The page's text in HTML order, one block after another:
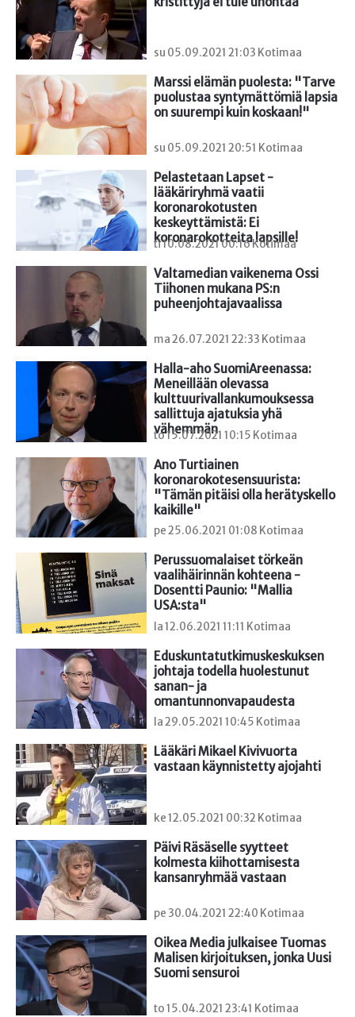
su 05.09.2021 21:03 Kotimaa
Marssi elämän puolesta: "Tarve
puolustaa syntymättömiä lapsia
on suurempi kuin koskaan!"
su 05.09.2021 20:51 Kotimaa
Pelastetaan Lapset -
lääkäriryhmä vaatii
koronarokotusten
keskeyttämistä: Ei
koronarokotteita lapsille!
ti 10.08.2021 00:16 Kotimaa
Valtamedian vaikenema Ossi
Tiihonen mukana PS:n
puheenjohtajavaalissa
ma 26.07.2021 22:33 Kotimaa
Halla-aho SuomiAreenassa:
Meneillään olevassa
kulttuurivallankumouksessa
sallittuja ajatuksia yhä
vähemmän
to 15.07.2021 10:15 Kotimaa
Ano Turtiainen
koronarokotesensuurista:
"Tämän pitäisi olla herätyskello
kaikille"
pe 25.06.2021 01:08 Kotimaa
Perussuomalaiset törkeän
vaalihäirinnän kohteena -
Dosentti Paunio: "Mallia
USA:sta"
la 12.06.2021 11:11 Kotimaa
Eduskuntatutkimuskeskuksen
johtaja todella huolestunut
sanan- ja
omantunnonvapaudesta
la 29.05.2021 10:45 Kotimaa
Lääkäri Mikael Kivivuorta
vastaan käynnistetty ajojahti
ke 12.05.2021 00:32 Kotimaa
Päivi Räsäselle syytteet
kolmesta kiihottamisesta
kansanryhmää vastaan
pe 30.04.2021 22:40 Kotimaa
Oikea Media julkaisee Tuomas
Malisen kirjoituksen, jonka Uusi
Suomi sensuroi
to 15.04.2021 23:41 Kotimaa